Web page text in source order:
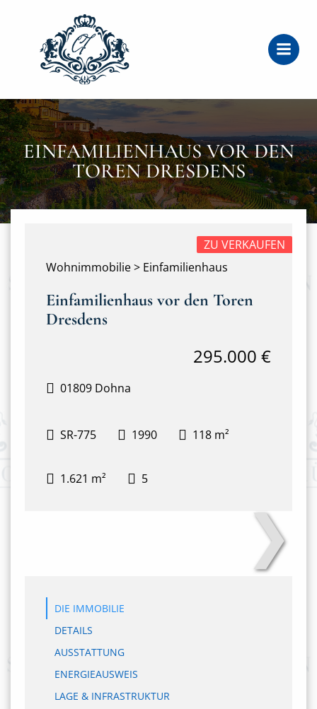
EINFAMILIENHAUS VOR DEN
TOREN DRESDENS
Wohnimmobilie > Einfamilienhaus
ZU VERKAUFEN
Einfamilienhaus vor den Toren
Dresdens
01809 Dohna
295.000 €
SR-775 1990 118 m²
1.621 m² 5
WhatsApp Image 2026-04-22 at 14.54.06 (1)❯
DIE IMMOBILIE
DETAILS
AUSSTATTUNG
ENERGIEAUSWEIS
LAGE & INFRASTRUKTUR